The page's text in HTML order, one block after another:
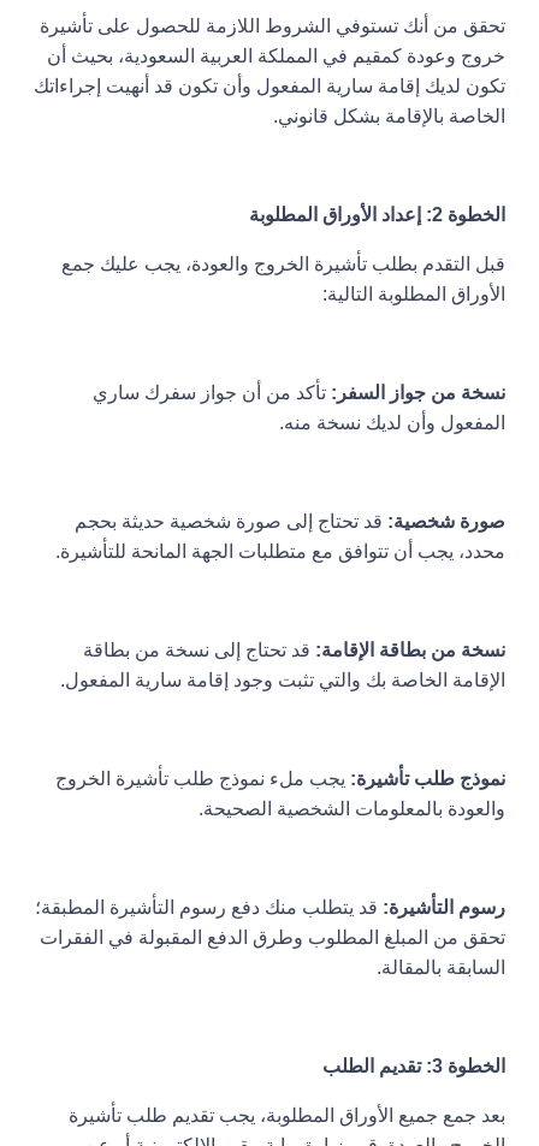
تحقق من أنك تستوفي الشروط اللازمة للحصول على تأشيرة
خروج وعودة كمقيم في المملكة العربية السعودية، بحيث أن
تكون لديك إقامة سارية المفعول وأن تكون قد أنهيت إجراءاتك
الخاصة بالإقامة بشكل قانوني.
الخطوة 2: إعداد الأوراق المطلوبة
قبل التقدم بطلب تأشيرة الخروج والعودة، يجب عليك جمع
الأوراق المطلوبة التالية:
نسخة من جواز السفر: تأكد من أن جواز سفرك ساري
المفعول وأن لديك نسخة منه.
صورة شخصية: قد تحتاج إلى صورة شخصية حديثة بحجم
محدد، يجب أن تتوافق مع متطلبات الجهة المانحة للتأشيرة.
نسخة من بطاقة الإقامة: قد تحتاج إلى نسخة من بطاقة
الإقامة الخاصة بك والتي تثبت وجود إقامة سارية المفعول.
نموذج طلب تأشيرة: يجب ملء نموذج طلب تأشيرة الخروج
والعودة بالمعلومات الشخصية الصحيحة.
رسوم التأشيرة: قد يتطلب منك دفع رسوم التأشيرة المطبقة؛
تحقق من المبلغ المطلوب وطرق الدفع المقبولة في الفقرات
السابقة بالمقالة.
الخطوة 3: تقديم الطلب
بعد جمع جميع الأوراق المطلوبة، يجب تقديم طلب تأشيرة